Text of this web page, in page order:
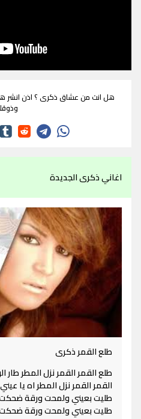
هل انت من عشاق ذكرى ؟ اذن انشر
اغاني ذكرى الجديدة
طلع القمر ذكرى
طلع القمر القمر نزل المطر طار
القمر القمر نزل المطر اه يا
طليت بعيني ولمحت ورقة
طليت بعيني ولمحت ورقة